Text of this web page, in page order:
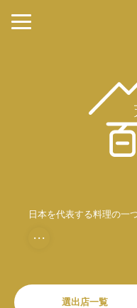
日本を代表する料理の一
・・・
選出店一覧